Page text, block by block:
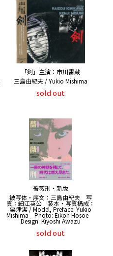
「剣」主演：市川雷蔵
三島由紀夫 / Yukio Mishima
sold out
薔薇刑・新版
被写体・序文：三島由紀夫 写
真：細江英公 装本・写真構成：
粟津潔 / Model, Preface: Yukio
Mishima Photo: Eikoh Hosoe
Design: Kiyoshi Awazu
sold out